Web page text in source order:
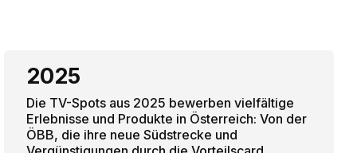
2025
Die TV-Spots aus 2025 bewerben vielfältige
Erlebnisse und Produkte in Österreich: Von der
ÖBB, die ihre neue Südstrecke und